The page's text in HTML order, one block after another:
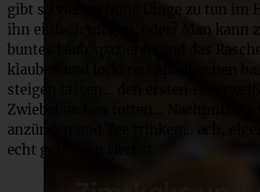
gibt so viele schöne Dinge zu tun im
ihn einfach mögen, oder? Man kann
buntes Laub spazieren und das
klauben und leckeren Apfelkuchen
steigen lassen… den ersten
Zwiebelkuchen futten… Nachmittags
anzünden und Tee trinken… ach,
echt gern, den Herbst.